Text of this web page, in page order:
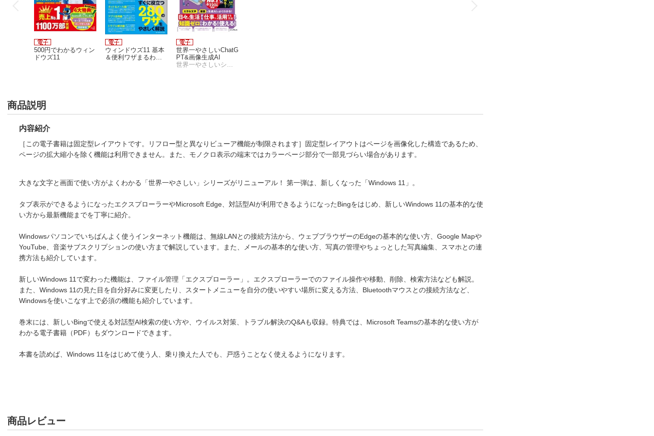
500円でわかるウィン
ドウズ11
ウィンドウズ11 基本
＆便利ワザまるわか
世界一やさしいChatG
PT&画像生成AI
ドウズ11
＆便利ワザまるわか
PT&画像生成AI
商品説明
内容紹介
［この電子書籍は固定型レイアウトです。リフロー型と異なりビューア機能が制限されます］固定型レイアウトはページを画像化した構造であるため、
ページの拡大縮小を除く機能は利用できません。また、モノクロ表示の端末ではカラーページ部分で一部見づらい場合があります。
大きな文字と画面で使い方がよくわかる「世界一やさしい」シリーズがリニューアル！ 第一弾は、新しくなった「Windows 11」。
タブ表示ができるようになったエクスプローラーやMicrosoft Edge、対話型AIが利用できるようになったBingをはじめ、新しいWindows 11の基本的な使
い方から最新機能までを丁寧に紹介。
Windowsパソコンでいちばんよく使うインターネット機能は、無線LANとの接続方法から、ウェブブラウザーのEdgeの基本的な使い方、Google Mapや
YouTube、音楽サブスクリプションの使い方まで解説しています。また、メールの基本的な使い方、写真の管理やちょっとした写真編集、スマホとの連
携方法も紹介しています。
新しいWindows 11で変わった機能は、ファイル管理「エクスプローラー」。エクスプローラーでのファイル操作や移動、削除、検索方法なども解説。
また、Windows 11の見た目を自分好みに変更したり、スタートメニューを自分の使いやすい場所に変える方法、Bluetoothマウスとの接続方法など、
Windowsを使いこなす上で必須の機能も紹介しています。
巻末には、新しいBingで使える対話型AI検索の使い方や、ウイルス対策、トラブル解決のQ&Aも収録。特典では、Microsoft Teamsの基本的な使い方が
わかる電子書籍（PDF）もダウンロードできます。
本書を読めば、Windows 11をはじめて使う人、乗り換えた人でも、戸惑うことなく使えるようになります。
商品レビュー